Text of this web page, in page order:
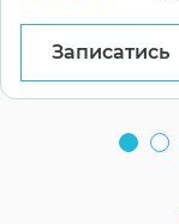
Записатись